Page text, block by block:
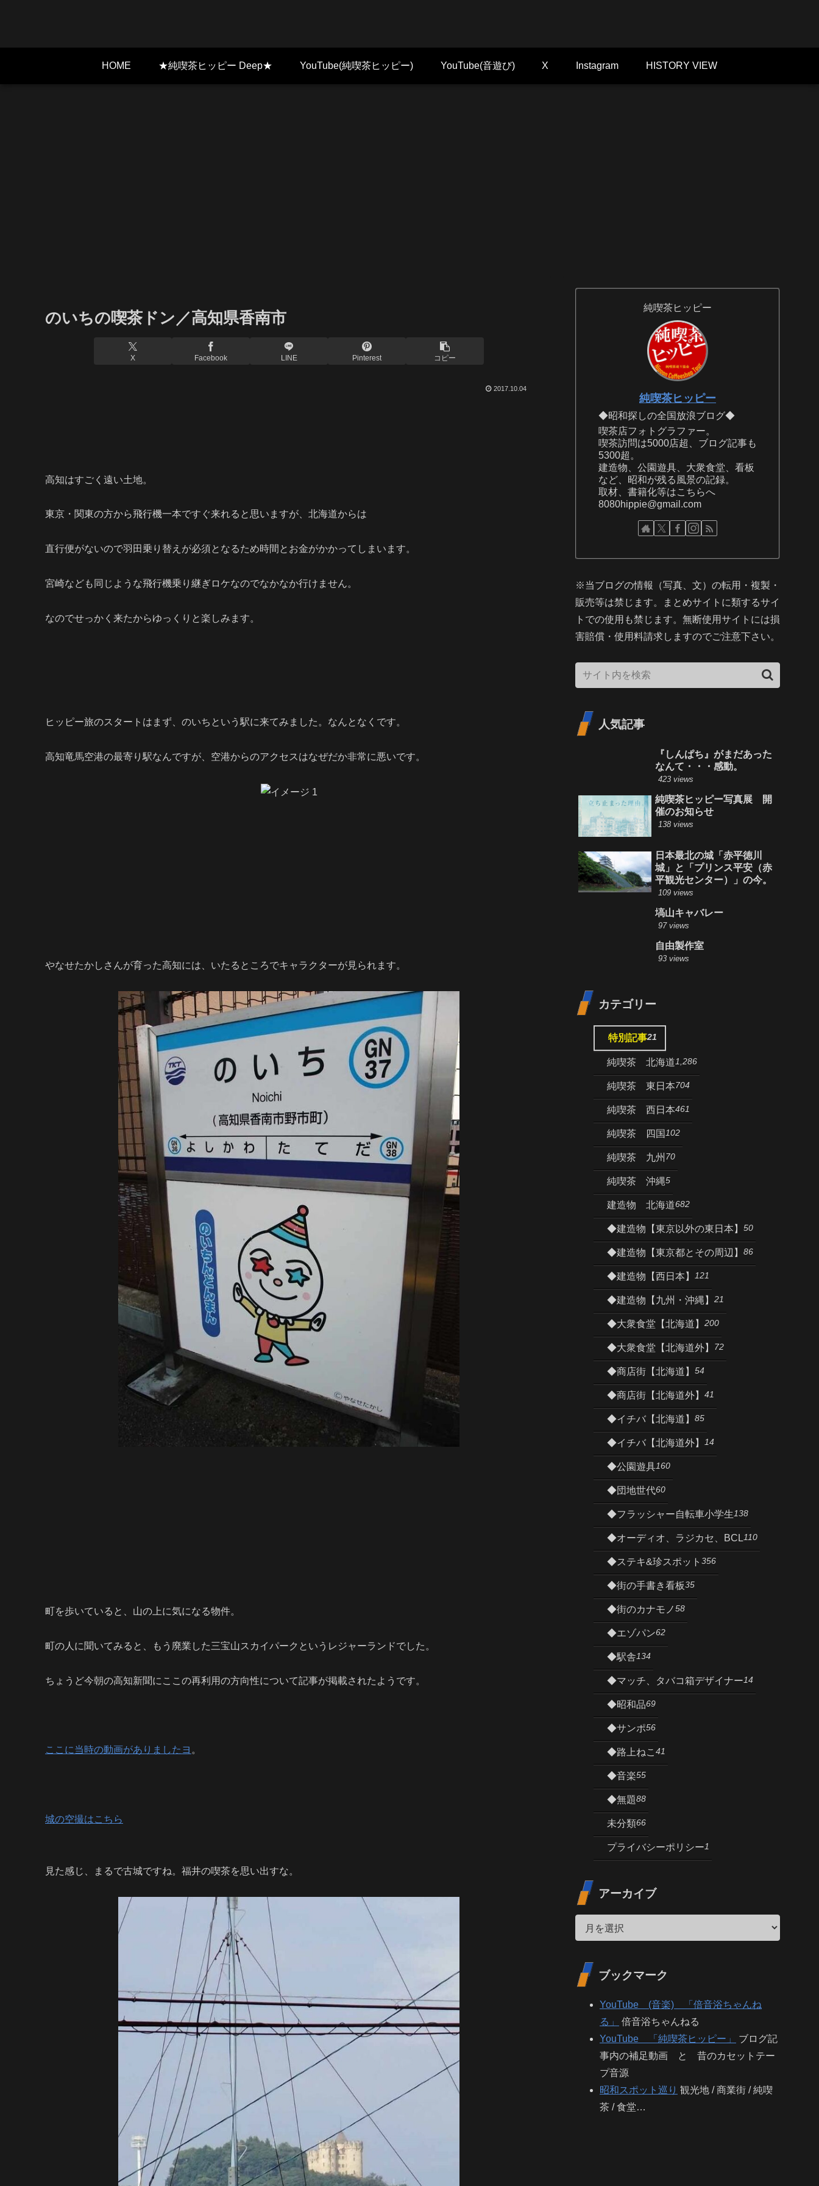
HOME ★純喫茶ヒッピー Deep★ YouTube(純喫茶ヒッピー) YouTube(音遊び) X Instagram HISTORY VIEW
のいちの喫茶ドン／高知県香南市
X Facebook LINE Pinterest コピー
2017.10.04
高知はすごく遠い土地。
東京・関東の方から飛行機一本ですぐ来れると思いますが、北海道からは
直行便がないので羽田乗り替えが必須となるため時間とお金がかかってしまいます。
宮崎なども同じような飛行機乗り継ぎロケなのでなかなか行けません。
なのでせっかく来たからゆっくりと楽しみます。
ヒッピー旅のスタートはまず、のいちという駅に来てみました。なんとなくです。
高知竜馬空港の最寄り駅なんですが、空港からのアクセスはなぜだか非常に悪いです。
やなせたかしさんが育った高知には、いたるところでキャラクターが見られます。
町を歩いていると、山の上に気になる物件。
町の人に聞いてみると、もう廃業した三宝山スカイパークというレジャーランドでした。
ちょうど今朝の高知新聞にここの再利用の方向性について記事が掲載されたようです。
ここに当時の動画がありましたヨ 。
城の空撮はこちら
見た感じ、まるで古城ですね。福井の喫茶を思い出すな。
純喫茶ヒッピー
純喫茶ヒッピー
◆昭和探しの全国放浪ブログ◆
喫茶店フォトグラファー。
喫茶訪問は5000店超、ブログ記事も
5300超。
建造物、公園遊具、大衆食堂、看板
など、昭和が残る風景の記録。
取材、書籍化等はこちらへ
8080hippie@gmail.com
※当ブログの情報（写真、文）の転用・複製・
販売等は禁じます。まとめサイトに類するサイ
トでの使用も禁じます。無断使用サイトには損
害賠償・使用料請求しますのでご注意下さい。
人気記事
『しんぱち』がまだあった
なんて・・・感動。
423 views
純喫茶ヒッピー写真展 開
催のお知らせ
138 views
日本最北の城「赤平徳川
城」と「プリンス平安（赤
平観光センター）」の今。
109 views
塙山キャバレー
97 views
自由製作室
93 views
カテゴリー
特別記事21
純喫茶 北海道1,286
純喫茶 東日本704
純喫茶 西日本461
純喫茶 四国 102
純喫茶 九州 70
純喫茶 沖縄5
建造物 北海道682
◆建造物【東京以外の東日本】 50
◆建造物【東京都とその周辺】 86
◆建造物【西日本】 121
◆建造物【九州・沖縄】 21
◆大衆食堂【北海道】 200
◆大衆食堂【北海道外】 72
◆商店街【北海道】 54
◆商店街【北海道外】 41
◆イチバ【北海道】 85
◆イチバ【北海道外】 14
◆公園遊具160
◆団地世代60
◆フラッシャー自転車小学生138
◆オーディオ、ラジカセ、BCL110
◆ステキ&珍スポット 356
◆街の手書き看板35
◆街のカナモノ58
◆エゾパン62
◆駅舎134
◆マッチ、タバコ箱デザイナー14
◆昭和品69
◆サンポ56
◆路上ねこ 41
◆音楽55
◆無題88
未分類66
プライバシーポリシー1
アーカイブ
ブックマーク
YouTube (音楽) 「倍音浴ちゃんね
る」
倍音浴ちゃんねる
YouTube 「純喫茶ヒッピー」
ブログ記
事内の補足動画 と 昔のカセットテー
プ音源
昭和スポット巡り 観光地 / 商業街 / 純喫
茶 / 食堂…